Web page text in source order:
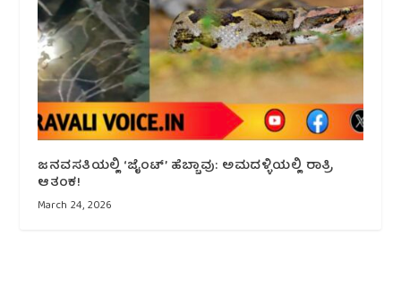
ಜನವಸತಿಯಲ್ಲಿ ‘ಜೈಂಟ್’ ಹೆಬ್ಬಾವು: ಅಮದಳ್ಳಿಯಲ್ಲಿ ರಾತ್ರಿ
ಆತಂಕ!
March 24, 2026